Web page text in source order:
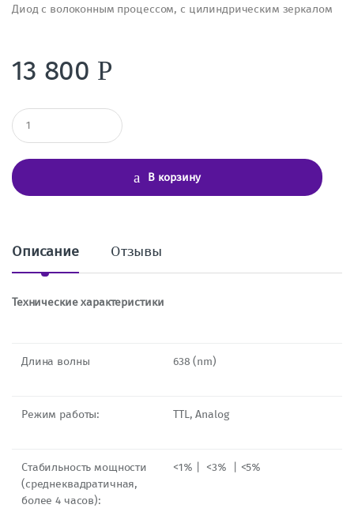
Диод с волоконным процессом, с цилиндрическим зеркалом
13 800 Р
К
о
ч
е
В корзину
Описание Отзывы
Технические характеристики
Длина волны 638 (nm)
Режим работы: TTL, Analog
Стабильность мощности
(среднеквадратичная,
более 4 часов):
<1%丨 <3% 丨<5%